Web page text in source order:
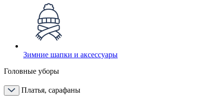
Зимние шапки и аксессуары
Головные уборы
Платья, сарафаны